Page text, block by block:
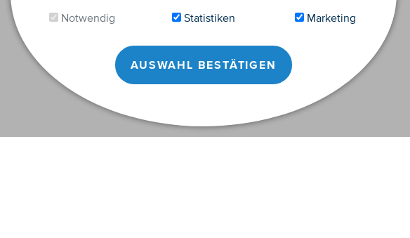
Notwendig
Statistiken Marketing
AUSWAHL BESTÄTIGEN